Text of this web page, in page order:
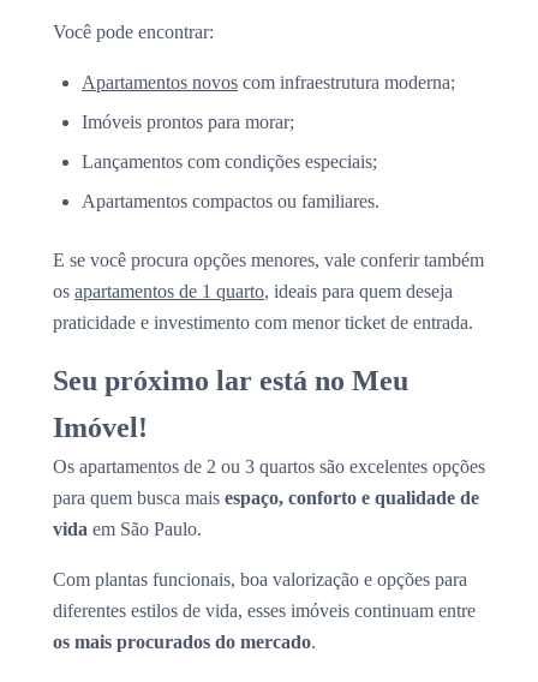
Você pode encontrar:
Apartamentos novos com infraestrutura moderna;
Imóveis prontos para morar;
Lançamentos com condições especiais;
Apartamentos compactos ou familiares.
E se você procura opções menores, vale conferir também
os apartamentos de 1 quarto, ideais para quem deseja
praticidade e investimento com menor ticket de entrada.
Seu próximo lar está no Meu
Imóvel!
Os apartamentos de 2 ou 3 quartos são excelentes opções
para quem busca mais espaço, conforto e qualidade de
vida em São Paulo.
Com plantas funcionais, boa valorização e opções para
diferentes estilos de vida, esses imóveis continuam entre
os mais procurados do mercado.